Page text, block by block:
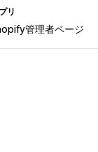
リ
管理者ページ